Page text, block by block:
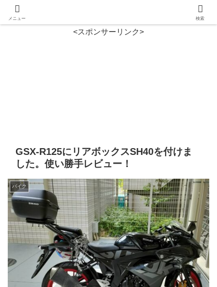
<スポンサーリンク>
GSX-R125にリアボックスSH40を付けま
した。使い勝手レビュー！
バイク
メニュー 検索